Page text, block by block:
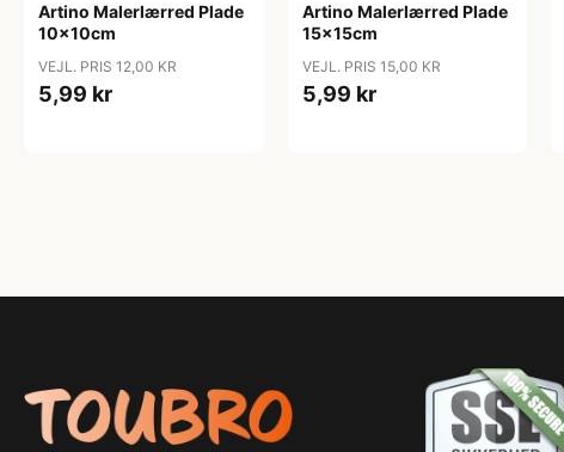
Artino Malerlærred Plade
10x10cm
VEJL. PRIS 12,00 KR
5,99 kr
Artino Malerlærred Plade
15x15cm
VEJL. PRIS 15,00 KR
5,99 kr